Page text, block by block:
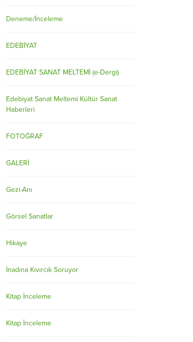
Deneme/İnceleme
EDEBİYAT
EDEBİYAT SANAT MELTEMİ (e-Dergi)
Edebiyat Sanat Meltemi Kültür Sanat
Haberleri
FOTOĞRAF
GALERİ
Gezi-Anı
Görsel Sanatlar
Hikaye
İnadına Kıvırcık Soruyor
Kitap İnceleme
Kitap İnceleme